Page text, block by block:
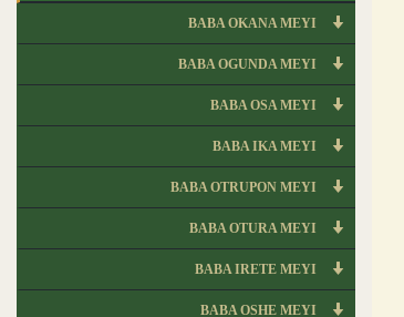
BABA OKANA MEYI
BABA OGUNDA MEYI
BABA OSA MEYI
BABA IKA MEYI
BABA OTRUPON MEYI
BABA OTURA MEYI
BABA IRETE MEYI
BABA OSHE MEYI